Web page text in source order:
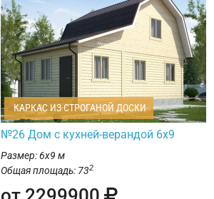
КАРКАС ИЗ СТРОГАНОЙ ДОСКИ
№26 Дом с кухней-верандой 6х9
Размер: 6х9 м
Общая площадь: 732